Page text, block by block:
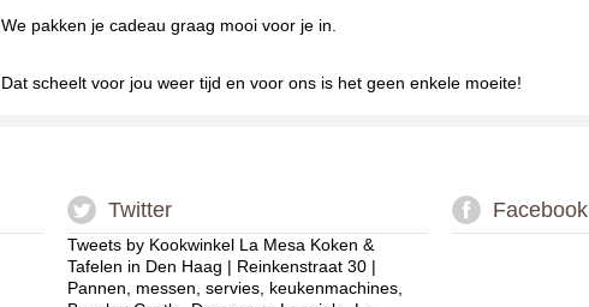
We pakken je cadeau graag mooi voor je in.
Dat scheelt voor jou weer tijd en voor ons is het geen enkele moeite!
Twitter
Tweets by Kookwinkel La Mesa Koken &
Tafelen in Den Haag | Reinkenstraat 30 |
Pannen, messen, servies, keukenmachines,
Facebook